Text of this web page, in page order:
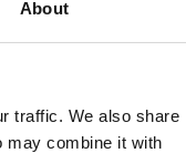
About
traffic. We also share
may combine it with
con Dovile
nella sequenza